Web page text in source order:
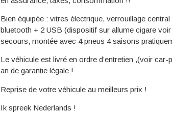
Bien équipée : vitres électrique, verrouillage
bluetooth + 2 USB (dispositif sur allume cigare
secours, montée avec 4 pneus 4 saisons
Le véhicule est livré en ordre d’entretien ,(voir
an de garantie légale !
Reprise de votre véhicule au meilleurs prix !
Ik spreek Nederlands !